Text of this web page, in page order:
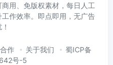
用、免版权素材，每日人工
作效率。即点即用，无广告
作 关于我们
蜀ICP备
号-5